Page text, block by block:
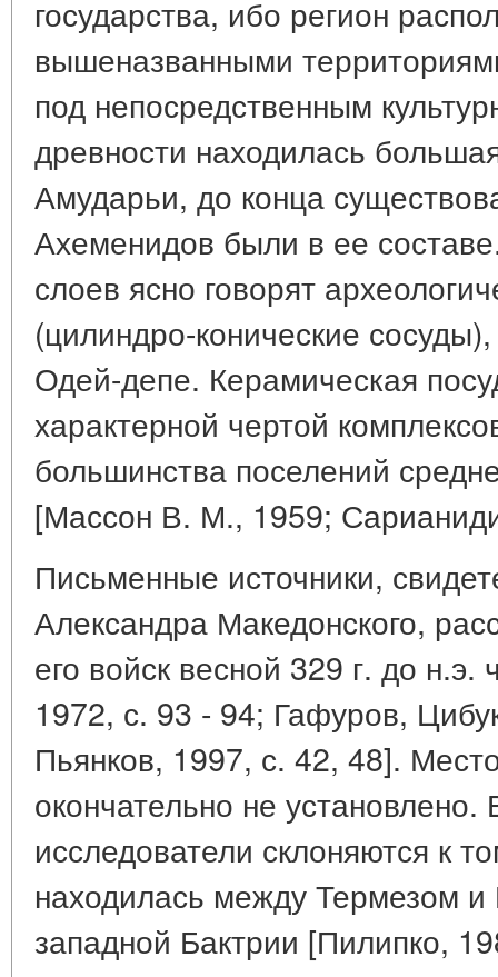
государства, ибо регион
вышеназванными
под непосредственным
древности находилась
Амударьи, до конца
Ахеменидов были в ее
слоев ясно говорят
(цилиндро-конические
Одей-депе. Керамическая
характерной чертой
большинства поселений
[Массон В. М., 1959;
Письменные источники,
Александра Македонского,
его войск весной 329 г. до
1972, с. 93 - 94; Гафуров,
Пьянков, 1997, с. 42, 48].
окончательно не
исследователи склоняются к
находилась между Термезом и
западной Бактрии [Пилипко,